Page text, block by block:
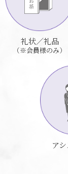
礼状／礼品
（※会員様のみ）
ア